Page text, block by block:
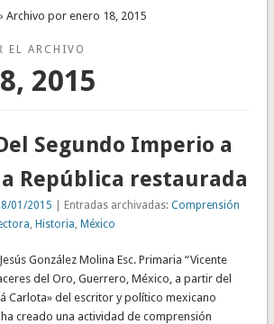
› Archivo por enero 18, 2015
EL ARCHIVO
2015
Segundo Imperio a
República restaurada
01/2015 | Entradas archivadas:Comprensión
,Historia ,México
González Molina Esc. Primaria “Vicente
del Oro, Guerrero, México, a partir del
Carlota» del escritor y político mexicano
ha creado una actividad de comprensión